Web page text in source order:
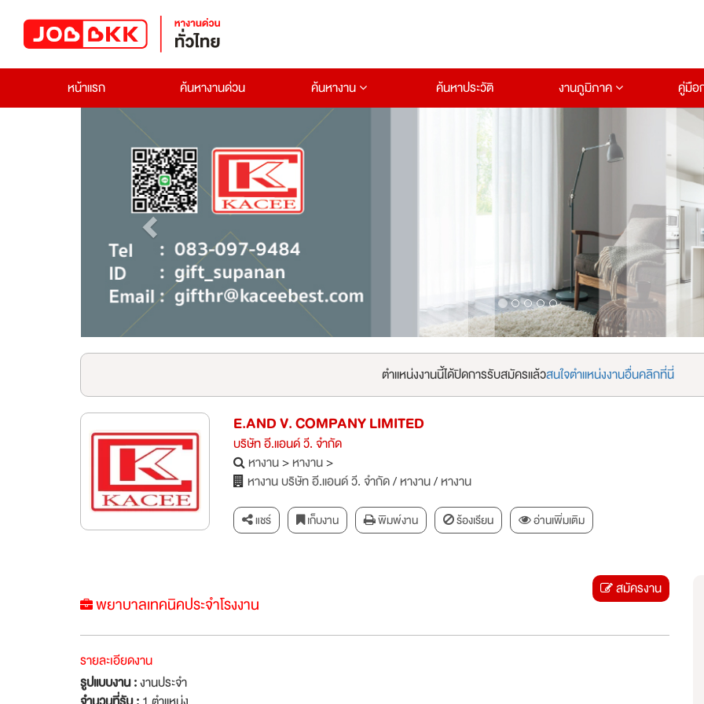
หน้าแรก ค้นหางานด่วน ค้นหางาน ค้นหาประวัติ งานภูมิภาค คู่มือ
ตำแหน่งงานนี้ได้ปิดการรับสมัครแล้วสนใจตำแหน่งงานอื่นคลิกที่นี่
E.AND V. COMPANY LIMITED
บริษัท อี.แอนด์ วี. จำกัด
หางาน>หางาน>
หางาน บริษัท อี.แอนด์ วี. จำกัด/หางาน/หางาน
แชร์ เก็บงาน พิมพ์งาน ร้องเรียน อ่านเพิ่มเติม
พยาบาลเทคนิคประจำโรงงาน
สมัครงาน
รายละเอียดงาน
รูปแบบงาน :งานประจำ